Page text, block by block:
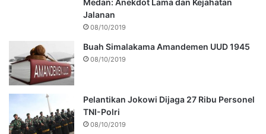
Medan: Anekdot Lama dan Kejahatan
Jalanan
08/10/2019
Buah Simalakama Amandemen UUD 1945
08/10/2019
Pelantikan Jokowi Dijaga 27 Ribu Personel
TNI-Polri
08/10/2019